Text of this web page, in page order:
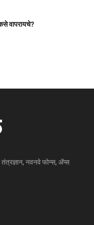
वापरायचे?
तंत्रज्ञान, नवनवे फोन्स, ॲप्स